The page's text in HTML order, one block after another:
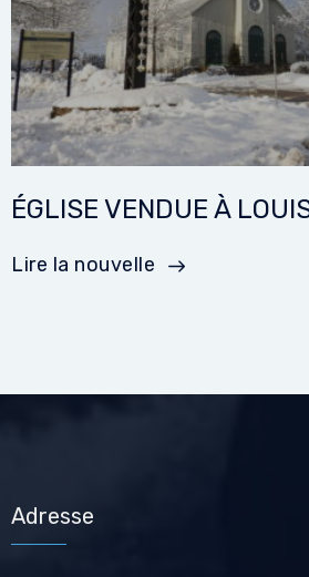
ÉGLISE VENDUE À
Lire la nouvelle
Adresse